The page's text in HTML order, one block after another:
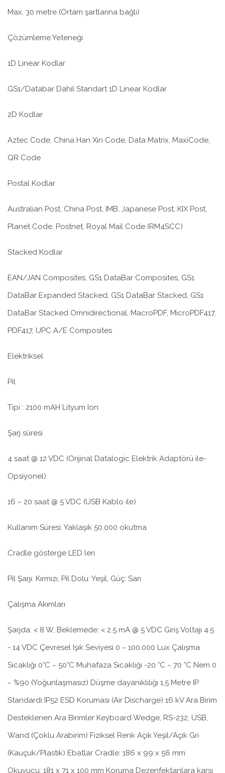
Max. 30 metre (Ortam şartlarına bağlı)
Çözümleme Yeteneği
1D Linear Kodlar
GS1/Databar Dahil Standart 1D Linear Kodlar
2D Kodlar
Aztec Code, China Han Xin Code, Data Matrix, MaxiCode,
QR Code
Postal Kodlar
Australian Post, China Post, IMB, Japanese Post, KIX Post,
Planet Code, Postnet, Royal Mail Code (RM4SCC)
Stacked Kodlar
EAN/JAN Composites, GS1 DataBar Composites, GS1
DataBar Expanded Stacked, GS1 DataBar Stacked, GS1
DataBar Stacked Omnidirectional, MacroPDF, MicroPDF417,
PDF417, UPC A/E Composites
Elektriksel
Pil
Tipi : 2100 mAH Lityum Ion
Şarj süresi
4 saat @ 12 VDC (Orijinal Datalogic Elektrik Adaptörü ile-
Opsiyonel)
16 ~ 20 saat @ 5 VDC (USB Kablo ile)
Kullanım Süresi: Yaklaşık 50.000 okutma
Cradle gösterge LED leri
Pil Şarjı: Kırmızı, Pil Dolu: Yeşil, Güç: Sarı
Çalışma Akımları
Şarjda: < 8 W, Beklemede: < 2.5 mA @ 5 VDC Giriş Voltajı 4.5
- 14 VDC Çevresel Işık Seviyesi 0 ~ 100.000 Lux Çalışma
Sıcaklığı 0°C ~ 50°C Muhafaza Sıcaklığı -20 °C ~ 70 °C Nem 0
~ %90 (Yoğunlaşmasız) Düşme dayanıklılığı 1,5 Metre IP
Standardı IP52 ESD Koruması (Air Discharge) 16 kV Ara Birim
Desteklenen Ara Birimler Keyboard Wedge, RS-232, USB,
Wand (Çoklu Arabirim) Fiziksel Renk Açık Yeşil/Açık Gri
(Kauçuk/Plastik) Ebatlar Cradle: 186 x 99 x 56 mm
Okuyucu: 181 x 71 x 100 mm Koruma Dezenfektanlara karşı